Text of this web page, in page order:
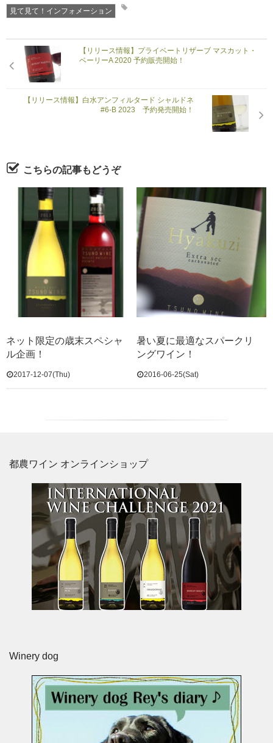
見て見て！インフォメーション
【リリース情報】プライベートリザーブ マスカット・
ベーリーA 2020 予約販売開始！
【リリース情報】白水アンフィルタード シャルドネ
#6-B 2023 予約発売開始！
こちらの記事もどうぞ
ネット限定の歳末スペシャ
ル企画！
2017-12-07(Thu)
暑い夏に最適なスパークリ
ングワイン！
2016-06-25(Sat)
都農ワイン オンラインショップ
Winery dog